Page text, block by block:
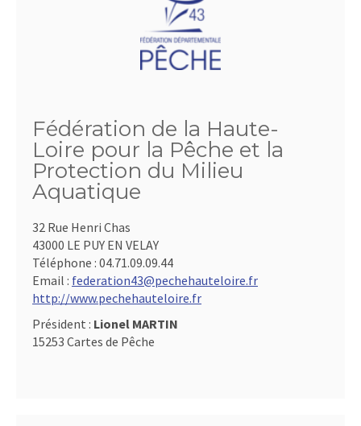
Fédération de la Haute-
Loire pour la Pêche et la
Protection du Milieu
Aquatique
32 Rue Henri Chas
43000 LE PUY EN VELAY
Téléphone : 04.71.09.09.44
Email : federation43@pechehauteloire.fr
http://www.pechehauteloire.fr
Président : Lionel MARTIN
15253 Cartes de Pêche